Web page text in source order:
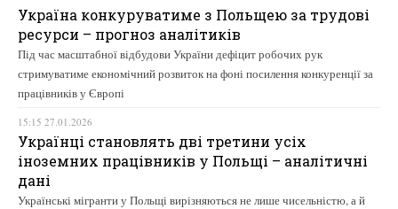
Україна конкуруватиме з Польщею за трудові
ресурси – прогноз аналітиків
Під час масштабної відбудови України дефіцит робочих рук
стримуватиме економічний розвиток на фоні посилення конкуренції за
працівників у Європі
15:15 27.01.2026
Українці становлять дві третини усіх
іноземних працівників у Польщі – аналітичні
дані
Українські мігранти у Польщі вирізняються не лише чисельністю, а й